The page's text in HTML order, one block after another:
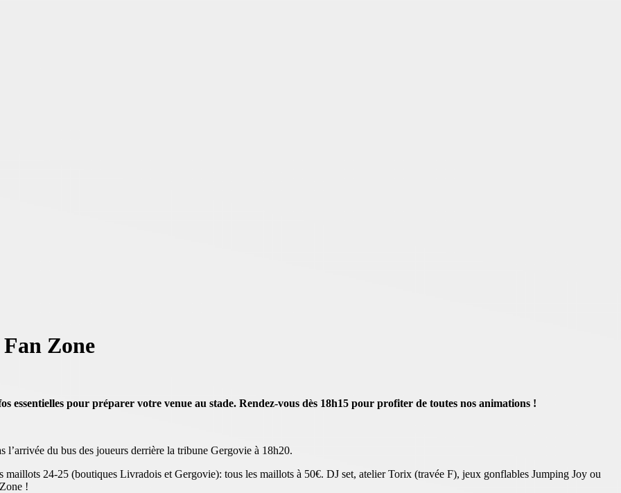
Zone
essentielles pour préparer votre venue au stade. Rendez-vous dès 18h15 pour profiter de toutes nos animations !
du bus des joueurs derrière la tribune Gergovie à 18h20.
maillots 24-25 (boutiques Livradois et Gergovie): tous les maillots à 50€. DJ set, atelier Torix (travée F), jeux gonflables Jumping Joy ou
!